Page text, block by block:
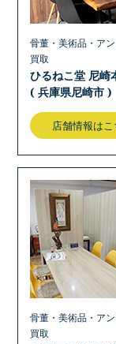
骨董・美術品・ア
買取
ひるねこ堂 尼崎
( 兵庫県尼崎市 )
店舗情報はこ
骨董・美術品・ア
買取